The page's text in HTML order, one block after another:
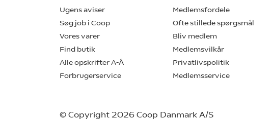
Ugens aviser
Søg job i Coop
Vores varer
Find butik
Alle opskrifter A-Å
Forbrugerservice
Medlemsfordele
Ofte stillede spørgsmål
Bliv medlem
Medlemsvilkår
Privatlivspolitik
Medlemsservice
© Copyright 2026 Coop Danmark A/S